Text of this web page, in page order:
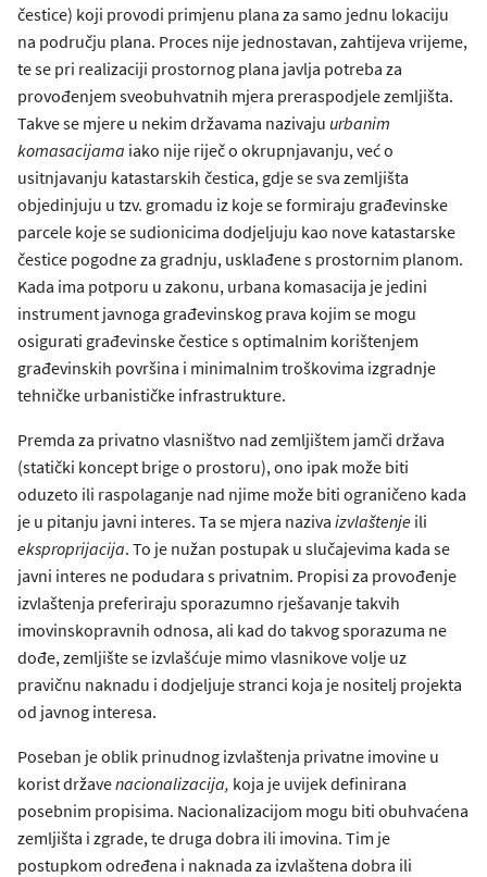
čestice) koji provodi primjenu plana za samo jednu lokaciju
na području plana. Proces nije jednostavan, zahtijeva vrijeme,
te se pri realizaciji prostornog plana javlja potreba za
provođenjem sveobuhvatnih mjera preraspodjele zemljišta.
Takve se mjere u nekim državama nazivaju urbanim
komasacijama iako nije riječ o okrupnjavanju, već o
usitnjavanju katastarskih čestica, gdje se sva zemljišta
objedinjuju u tzv. gromadu iz koje se formiraju građevinske
parcele koje se sudionicima dodjeljuju kao nove katastarske
čestice pogodne za gradnju, usklađene s prostornim planom.
Kada ima potporu u zakonu, urbana komasacija je jedini
instrument javnoga građevinskog prava kojim se mogu
osigurati građevinske čestice s optimalnim korištenjem
građevinskih površina i minimalnim troškovima izgradnje
tehničke urbanističke infrastrukture.
Premda za privatno vlasništvo nad zemljištem jamči država
(statički koncept brige o prostoru), ono ipak može biti
oduzeto ili raspolaganje nad njime može biti ograničeno kada
je u pitanju javni interes. Ta se mjera naziva izvlaštenje ili
eksproprijacija. To je nužan postupak u slučajevima kada se
javni interes ne podudara s privatnim. Propisi za provođenje
izvlaštenja preferiraju sporazumno rješavanje takvih
imovinskopravnih odnosa, ali kad do takvog sporazuma ne
dođe, zemljište se izvlašćuje mimo vlasnikove volje uz
pravičnu naknadu i dodjeljuje stranci koja je nositelj projekta
od javnog interesa.
Poseban je oblik prinudnog izvlaštenja privatne imovine u
korist državenacionalizacija, koja je uvijek definirana
posebnim propisima. Nacionalizacijom mogu biti obuhvaćena
zemljišta i zgrade, te druga dobra ili imovina. Tim je
postupkom određena i naknada za izvlaštena dobra ili